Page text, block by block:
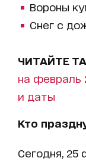
Вороны
Снег с
ЧИТАЙТЕ
на февраль
и даты
Кто
Сегодня, 25